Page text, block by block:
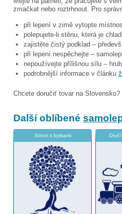
zmačkat nebo roztrhnout. Pro
při lepení v zimě vytopte
polepujete-li stěnu, která je
zajistěte čistý podklad –
při lepení nespěchejte –
nepoužívejte přílišnou sílu –
podrobnější informace v článku
Chcete doručiť tovar na
Další oblíbené
Strom s kytkami Dívčí